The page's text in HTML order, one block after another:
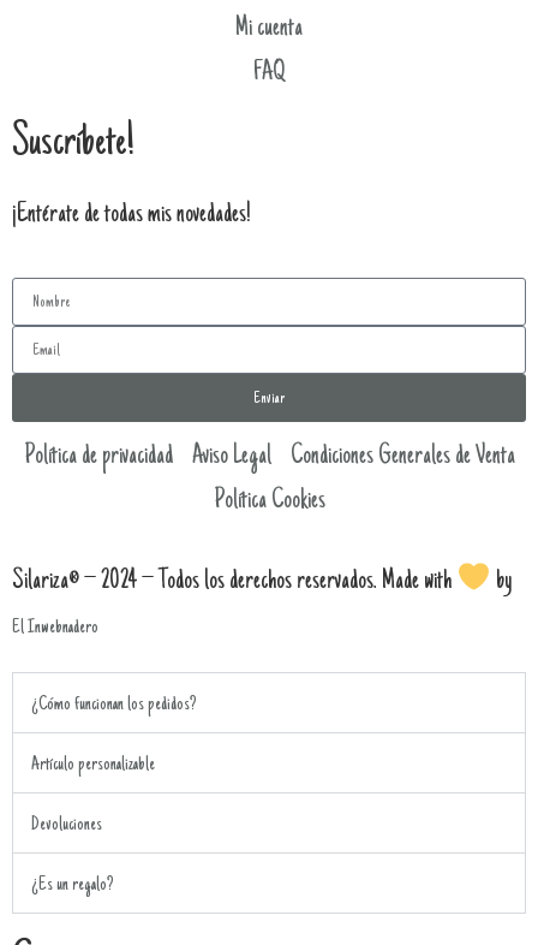
Mi cuenta
FAQ
Suscríbete!
¡Entérate de todas mis novedades!
Enviar
Política de privacidad Aviso Legal
Condiciones Generales de Venta
Política Cookies
Silariza® – 2024 – Todos los derechos reservados. Made with by
El Inwebnadero
¿Cómo funcionan los pedidos?
Artículo personalizable
Devoluciones
¿Es un regalo?